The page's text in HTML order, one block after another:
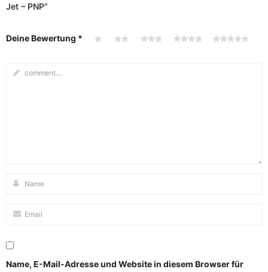
Jet – PNP”
Deine Bewertung *
Name, E-Mail-Adresse und Website in diesem Browser für